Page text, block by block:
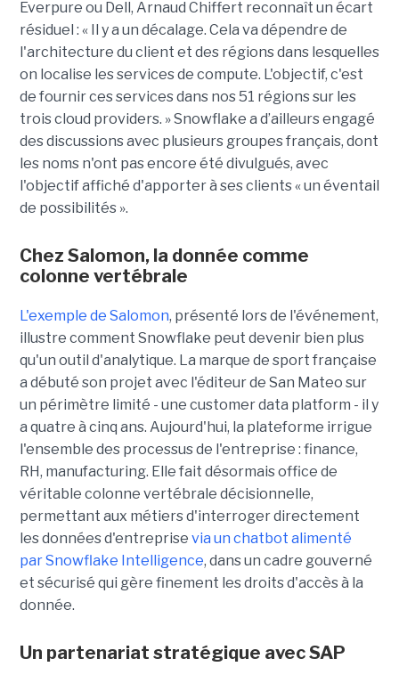
Everpure ou Dell, Arnaud Chiffert reconnaît un écart
résiduel : « Il y a un décalage. Cela va dépendre de
l'architecture du client et des régions dans lesquelles
on localise les services de compute. L'objectif, c'est
de fournir ces services dans nos 51 régions sur les
trois cloud providers. » Snowflake a d’ailleurs engagé
des discussions avec plusieurs groupes français, dont
les noms n'ont pas encore été divulgués, avec
l'objectif affiché d'apporter à ses clients « un éventail
de possibilités ».
Chez Salomon, la donnée comme
colonne vertébrale
L'exemple de Salomon, présenté lors de l'événement,
illustre comment Snowflake peut devenir bien plus
qu'un outil d'analytique. La marque de sport française
a débuté son projet avec l'éditeur de San Mateo sur
un périmètre limité - une customer data platform - il y
a quatre à cinq ans. Aujourd'hui, la plateforme irrigue
l'ensemble des processus de l'entreprise : finance,
RH, manufacturing. Elle fait désormais office de
véritable colonne vertébrale décisionnelle,
permettant aux métiers d'interroger directement
les données d'entreprise via un chatbot alimenté
par Snowflake Intelligence, dans un cadre gouverné
et sécurisé qui gère finement les droits d'accès à la
donnée.
Un partenariat stratégique avec SAP